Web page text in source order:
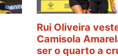
Rui Oliveira
Camisola
ser o quarto a